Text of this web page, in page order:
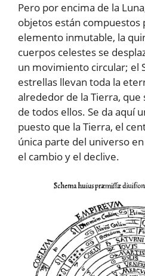
Pero por encima de la
objetos están compuestos
elemento inmutable, la
cuerpos celestes se
un movimiento circular; el
estrellas llevan toda la
alrededor de la Tierra, que
de todos ellos. Se da aquí
puesto que la Tierra, el
única parte del universo
el cambio y el declive.